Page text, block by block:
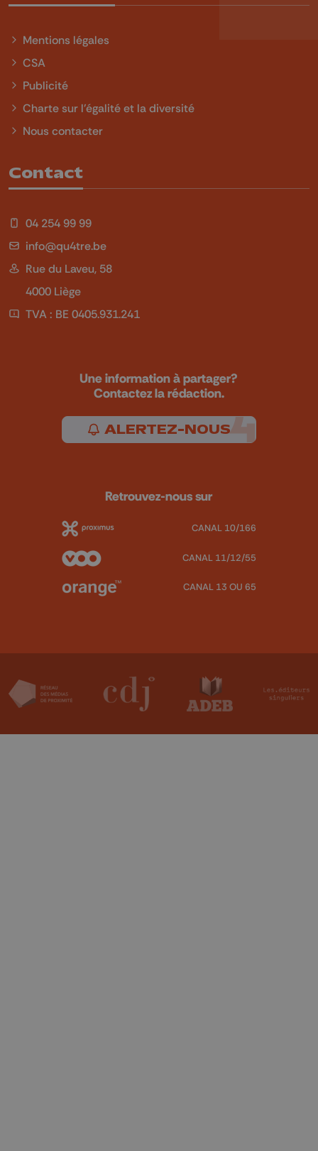
Mentions légales
CSA
Publicité
Charte sur l'égalité et la diversité
Nous contacter
Contact
04 254 99 99
info@qu4tre.be
Rue du Laveu, 58
4000 Liège
TVA : BE 0405.931.241
Une information à partager?
Contactez la rédaction.
ALERTEZ-NOUS
Retrouvez-nous sur
CANAL 10/166
CANAL 11/12/55
CANAL 13 OU 65